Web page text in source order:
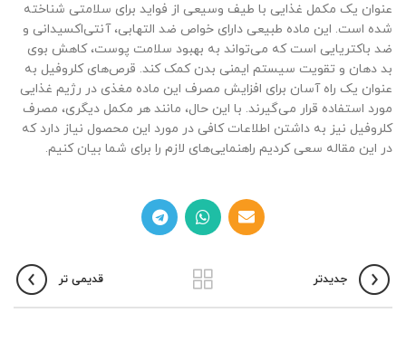
عنوان یک مکمل غذایی با طیف وسیعی از فواید برای سلامتی شناخته
شده است. این ماده طبیعی دارای خواص ضد التهابی، آنتی‌اکسیدانی و
ضد باکتریایی است که می‌تواند به بهبود سلامت پوست، کاهش بوی
بد دهان و تقویت سیستم ایمنی بدن کمک کند. قرص‌های کلروفیل به
عنوان یک راه آسان برای افزایش مصرف این ماده مغذی در رژیم غذایی
مورد استفاده قرار می‌گیرند. با این حال، مانند هر مکمل دیگری، مصرف
کلروفیل نیز به داشتن اطلاعات کافی در مورد این محصول نیاز دارد که
در این مقاله سعی کردیم راهنمایی‌های لازم را برای شما بیان کنیم.
جدیدتر قدیمی تر